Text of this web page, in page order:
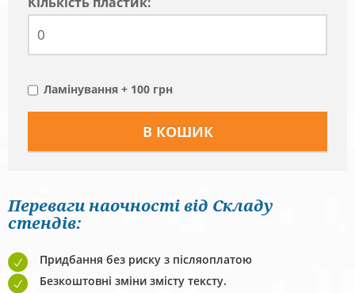
Ламінування + 100 грн
Переваги наочності від Складу
стендів:
Придбання без риску з післяоплатою
Безкоштовні зміни змісту тексту.